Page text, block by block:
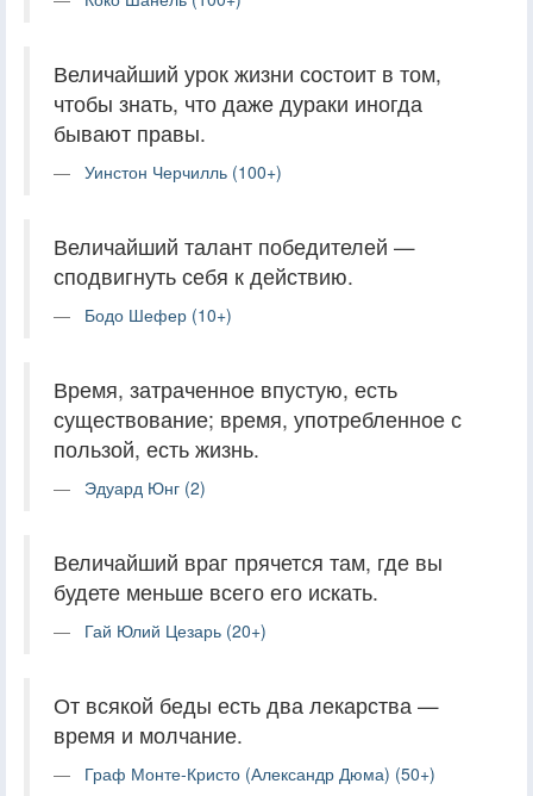
Величайший урок жизни состоит в том,
чтобы знать, что даже дураки иногда
бывают правы.
Уинстон Черчилль (100+)
Величайший талант победителей —
сподвигнуть себя к действию.
Бодо Шефер (10+)
Время, затраченное впустую, есть
существование; время, употребленное с
пользой, есть жизнь.
Эдуард Юнг (2)
Величайший враг прячется там, где вы
будете меньше всего его искать.
Гай Юлий Цезарь (20+)
От всякой беды есть два лекарства —
время и молчание.
Граф Монте-Кристо (Александр Дюма) (50+)